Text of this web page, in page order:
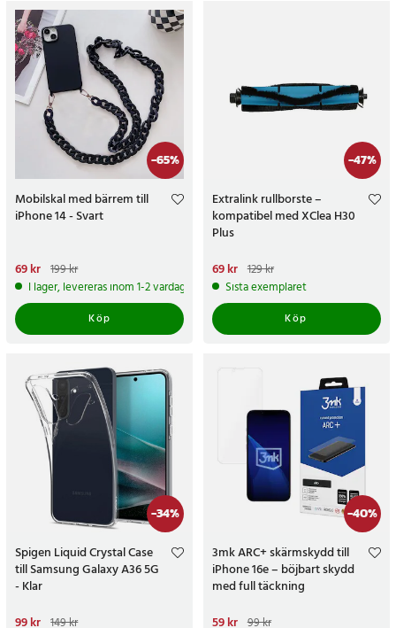
-65%
Mobilskal med bärrem till
iPhone 14 - Svart
Nuvarande pris
pris:199 kr
69 kr 199 kr
I lager, levereras inom 1-2 vardagar
Köp
-47%
Extralink rullborste –
kompatibel med XClea H30
Plus
Nuvarande pris
pris:129 kr
69 kr 129 kr
Sista exemplaret
Köp
-34%
Spigen Liquid Crystal Case
till Samsung Galaxy A36 5G
- Klar
Nuvarande pris
99 kr 149 kr
-40%
3mk ARC+ skärmskydd till
iPhone 16e – böjbart skydd
med full täckning
Nuvarande pris
59 kr 99 kr